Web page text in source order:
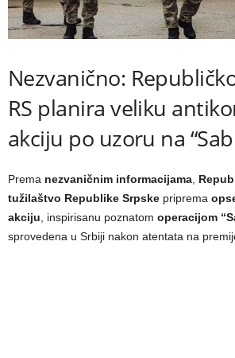
Nezvanično:
RS planira veliku
akciju po uzoru na
Prema nezvaničnim informacijama,
tužilaštvo Republike Srpske priprema
akciju, inspirisanu poznatom operacijom
sprovedena u Srbiji nakon atentata na